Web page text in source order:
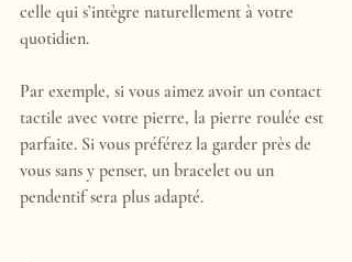
celle qui s’intègre naturellement à votre
quotidien.
Par exemple, si vous aimez avoir un contact
tactile avec votre pierre, la pierre roulée est
parfaite. Si vous préférez la garder près de
vous sans y penser, un bracelet ou un
pendentif sera plus adapté.